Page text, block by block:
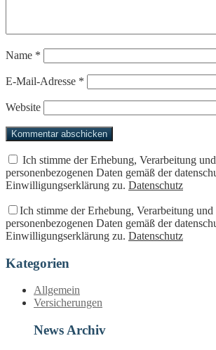
Name *
E-Mail-Adresse *
Website
Ich stimme der Erhebung, Verarbeitung
personenbezogenen Daten gemäß der
Einwilligungserklärung zu. Datenschutz
Ich stimme der Erhebung, Verarbeitung
personenbezogenen Daten gemäß der
Einwilligungserklärung zu. Datenschutz
Kategorien
Allgemein
Versicherungen
News Archiv